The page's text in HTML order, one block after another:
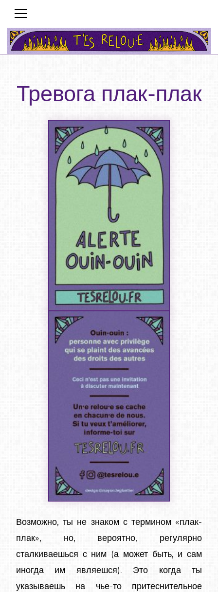
Тревога плак-плак
Возможно, ты не знаком с термином «плак-
плак», но, вероятно, регулярно
сталкиваешься с ним (а может быть, и сам
иногда им являешся). Это когда ты
указываешь на чье-то притеснительное